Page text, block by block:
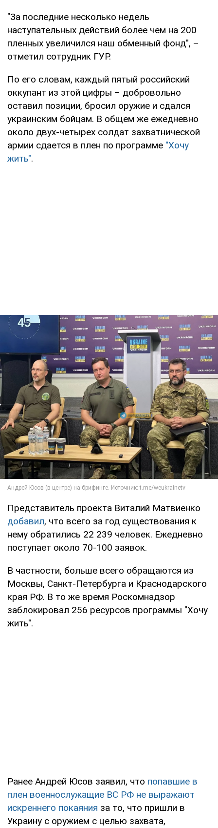
"За последние несколько недель
наступательных действий более чем на 200
пленных увеличился наш обменный фонд", –
отметил сотрудник ГУР.
По его словам, каждый пятый российский
оккупант из этой цифры – добровольно
оставил позиции, бросил оружие и сдался
украинским бойцам. В общем же ежедневно
около двух-четырех солдат захватнической
армии сдается в плен по программе "Хочу
жить".
Представитель проекта Виталий Матвиенко
добавил, что всего за год существования к
нему обратились 22 239 человек. Ежедневно
поступает около 70-100 заявок.
В частности, больше всего обращаются из
Москвы, Санкт-Петербурга и Краснодарского
края РФ. В то же время Роскомнадзор
заблокировал 256 ресурсов программы "Хочу
жить".
Ранее Андрей Юсов заявил, что попавшие в
плен военнослужащие ВС РФ не выражают
искреннего покаяния за то, что пришли в
Украину с оружием с целью захвата,